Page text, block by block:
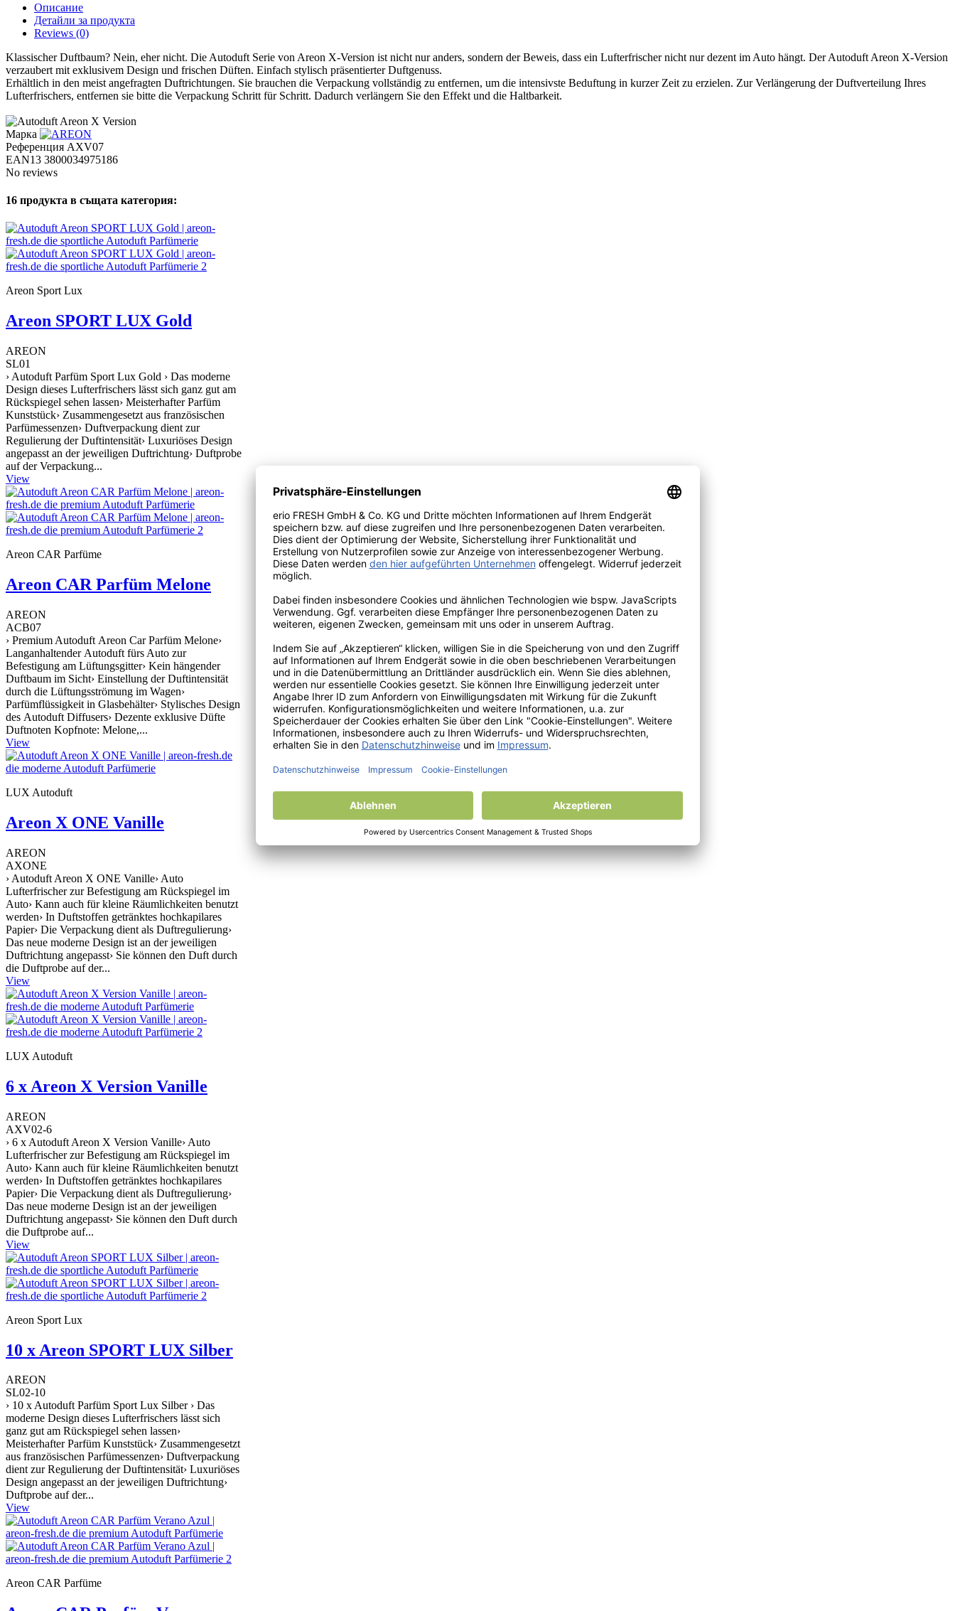
Описание
Детайли за продукта
Reviews (0)
Klassischer Duftbaum? Nein, eher nicht. Die Autoduft Serie von Areon X-Version ist nicht nur anders, sondern der Beweis, dass ein Lufterfrischer nicht nur dezent im Auto hängt. Der Autoduft Areon X-Version
verzaubert mit exklusivem Design und frischen Düften. Einfach stylisch präsentierter Duftgenuss.
Erhältlich in den meist angefragten Duftrichtungen. Sie brauchen die Verpackung vollständig zu entfernen, um die intensivste Beduftung in kurzer Zeit zu erzielen. Zur Verlängerung der Duftverteilung Ihres
Lufterfrischers, entfernen sie bitte die Verpackung Schritt für Schritt. Dadurch verlängern Sie den Effekt und die Haltbarkeit.
Марка
Референция AXV07
EAN13 3800034975186
No reviews
16 продукта в същата категория:
Areon Sport Lux
Areon SPORT LUX Gold
AREON
SL01
› Autoduft Parfüm Sport Lux Gold › Das moderne
Design dieses Lufterfrischers lässt sich ganz gut am
Rückspiegel sehen lassen› Meisterhafter Parfüm
Kunststück› Zusammengesetzt aus französischen
Parfümessenzen› Duftverpackung dient zur
Regulierung der Duftintensität› Luxuriöses Design
angepasst an der jeweiligen Duftrichtung› Duftprobe
auf der Verpackung...
View
Areon CAR Parfüme
Areon CAR Parfüm Melone
AREON
ACB07
› Premium Autoduft Areon Car Parfüm Melone›
Langanhaltender Autoduft fürs Auto zur
Befestigung am Lüftungsgitter› Kein hängender
Duftbaum im Sicht› Einstellung der Duftintensität
durch die Lüftungsströmung im Wagen›
Parfümflüssigkeit in Glasbehälter› Stylisches Design
des Autoduft Diffusers› Dezente exklusive Düfte
Duftnoten Kopfnote: Melone,...
View
LUX Autoduft
Areon X ONE Vanille
AREON
AXONE
› Autoduft Areon X ONE Vanille› Auto
Lufterfrischer zur Befestigung am Rückspiegel im
Auto› Kann auch für kleine Räumlichkeiten benutzt
werden› In Duftstoffen getränktes hochkapilares
Papier› Die Verpackung dient als Duftregulierung›
Das neue moderne Design ist an der jeweiligen
Duftrichtung angepasst› Sie können den Duft durch
die Duftprobe auf der...
View
LUX Autoduft
6 x Areon X Version Vanille
AREON
AXV02-6
› 6 x Autoduft Areon X Version Vanille› Auto
Lufterfrischer zur Befestigung am Rückspiegel im
Auto› Kann auch für kleine Räumlichkeiten benutzt
werden› In Duftstoffen getränktes hochkapilares
Papier› Die Verpackung dient als Duftregulierung›
Das neue moderne Design ist an der jeweiligen
Duftrichtung angepasst› Sie können den Duft durch
die Duftprobe auf...
View
Areon Sport Lux
10 x Areon SPORT LUX Silber
AREON
SL02-10
› 10 x Autoduft Parfüm Sport Lux Silber › Das
moderne Design dieses Lufterfrischers lässt sich
ganz gut am Rückspiegel sehen lassen›
Meisterhafter Parfüm Kunststück› Zusammengesetzt
aus französischen Parfümessenzen› Duftverpackung
dient zur Regulierung der Duftintensität› Luxuriöses
Design angepasst an der jeweiligen Duftrichtung›
Duftprobe auf der...
View
Areon CAR Parfüme